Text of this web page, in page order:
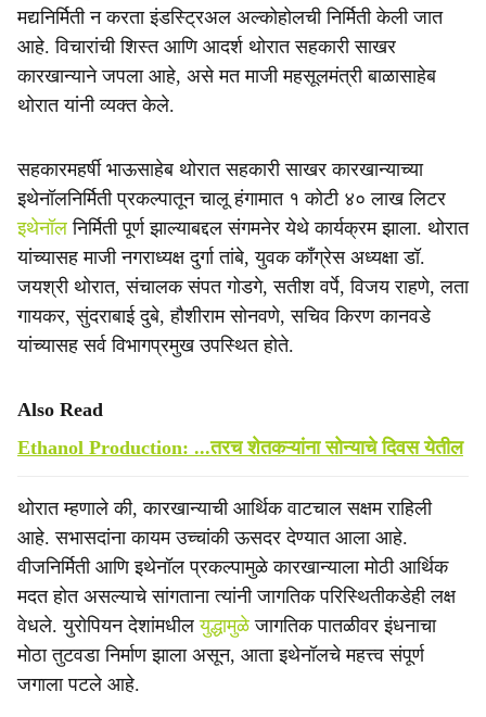
e
मद्यनिर्मिती न करता इंडस्ट्रिअल अल्कोहोलची निर्मिती केली जात
आहे. विचारांची शिस्त आणि आदर्श थोरात सहकारी साखर
कारखान्याने जपला आहे, असे मत माजी महसूलमंत्री बाळासाहेब
थोरात यांनी व्यक्त केले.
सहकारमहर्षी भाऊसाहेब थोरात सहकारी साखर कारखान्याच्या
इथेनॉलनिर्मिती प्रकल्पातून चालू हंगामात १ कोटी ४० लाख लिटर
इथेनॉलनिर्मिती पूर्ण झाल्याबद्दल संगमनेर येथे कार्यक्रम झाला. थोरात
यांच्यासह माजी नगराध्यक्ष दुर्गा तांबे, युवक काँग्रेस अध्यक्षा डॉ.
जयश्री थोरात, संचालक संपत गोडगे, सतीश वर्पे, विजय राहणे, लता
गायकर, सुंदराबाई दुबे, हौशीराम सोनवणे, सचिव किरण कानवडे
यांच्यासह सर्व विभागप्रमुख उपस्थित होते.
Also Read
Ethanol Production: ...तरच शेतकऱ्यांना सोन्याचे दिवस येतील
थोरात म्हणाले की, कारखान्याची आर्थिक वाटचाल सक्षम राहिली
आहे. सभासदांना कायम उच्चांकी ऊसदर देण्यात आला आहे.
वीजनिर्मिती आणि इथेनॉल प्रकल्पामुळे कारखान्याला मोठी आर्थिक
मदत होत असल्याचे सांगताना त्यांनी जागतिक परिस्थितीकडेही लक्ष
वेधले. युरोपियन देशांमधीलयुद्धामुळेजागतिक पातळीवर इंधनाचा
मोठा तुटवडा निर्माण झाला असून, आता इथेनॉलचे महत्त्व संपूर्ण
जगाला पटले आहे.